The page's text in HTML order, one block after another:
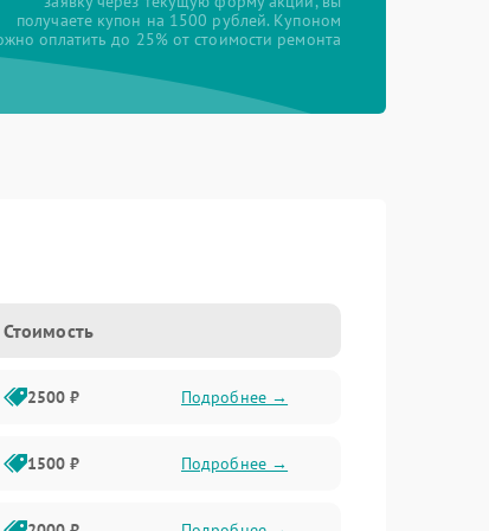
получаете купон на 1500 рублей. Купоном
оплатить до 25% от стоимости ремонта
Стоимость
2500 ₽ Подробнее →
1500 ₽ Подробнее →